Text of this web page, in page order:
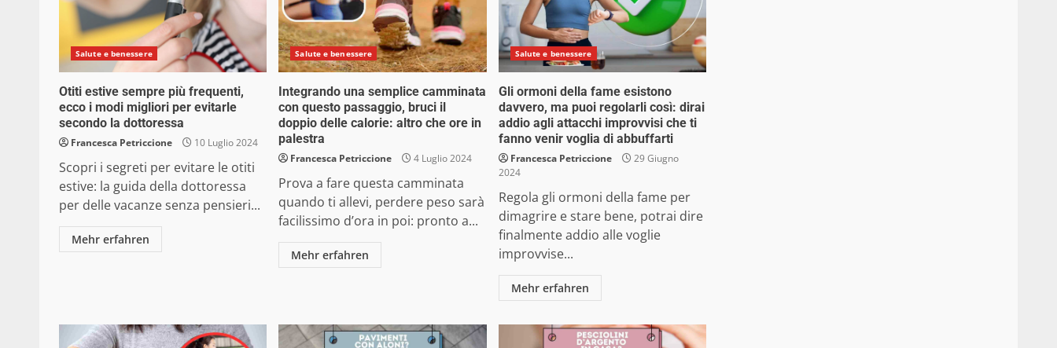
Salute e benessere
Otiti estive sempre più frequenti,
ecco i modi migliori per evitarle
secondo la dottoressa
Francesca Petriccione 10 Luglio 2024
Scopri i segreti per evitare le otiti
estive: la guida della dottoressa
per delle vacanze senza pensieri...
Mehr erfahren
Salute e benessere
Integrando una semplice camminata
con questo passaggio, bruci il
doppio delle calorie: altro che ore in
palestra
Francesca Petriccione 4 Luglio 2024
Prova a fare questa camminata
quando ti allevi, perdere peso sarà
facilissimo d’ora in poi: pronto a...
Mehr erfahren
Salute e benessere
Gli ormoni della fame esistono
davvero, ma puoi regolarli così: dirai
addio agli attacchi improvvisi che ti
fanno venir voglia di abbuffarti
Francesca Petriccione
29 Giugno
2024
Regola gli ormoni della fame per
dimagrire e stare bene, potrai dire
finalmente addio alle voglie
improvvise...
Mehr erfahren